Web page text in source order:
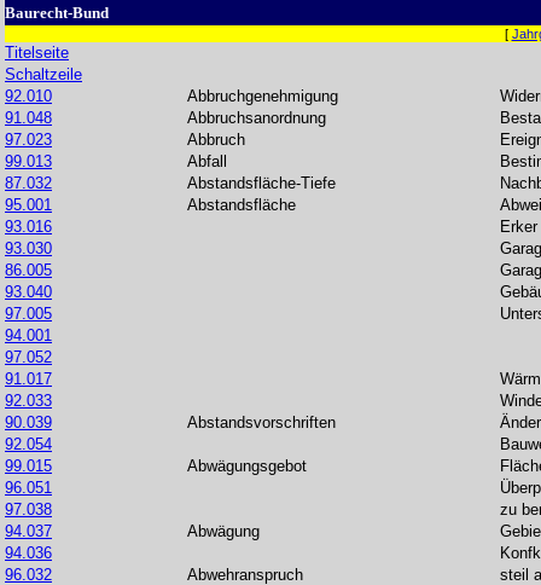
Baurecht-Bund
[
Titelseite
Schaltzeile
92.010
Abbruchgenehmigung
91.048
Abbruchsanordnung
97.023
Abbruch
99.013
Abfall
87.032
Abstandsfläche-Tiefe
95.001
Abstandsfläche
93.016
Erker
93.030
86.005
93.040
97.005
94.001
97.052
91.017
92.033
90.039
Abstandsvorschriften
92.054
99.015
Abwägungsgebot
96.051
97.038
zu
94.037
Abwägung
94.036
96.032
Abwehranspruch
steil